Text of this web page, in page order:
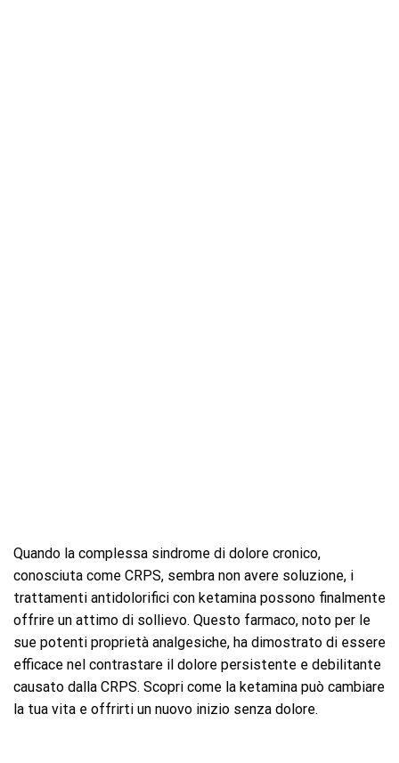
Quando la complessa sindrome di dolore cronico,
conosciuta come CRPS, sembra non avere soluzione, i
trattamenti antidolorifici con ketamina possono finalmente
offrire un attimo di sollievo. Questo farmaco, noto per le
sue potenti proprietà analgesiche, ha dimostrato di essere
efficace nel contrastare il dolore persistente e debilitante
causato dalla CRPS. Scopri come la ketamina può cambiare
la tua vita e offrirti un nuovo inizio senza dolore.